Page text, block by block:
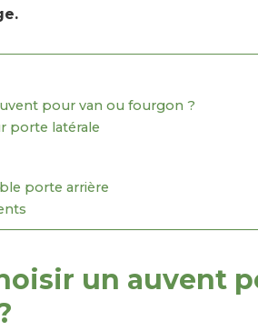
pour van ou fourgon ?
porte latérale
porte arrière
un auvent